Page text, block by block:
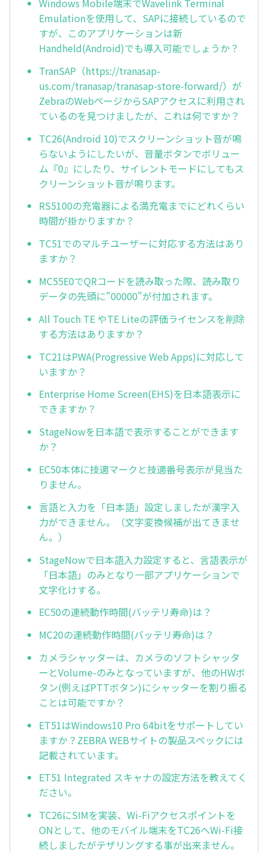
Windows Mobile端末でWavelink Terminal
Emulationを使用して、SAPに接続しているので
すが、このアプリケーションは新
Handheld(Android)でも導入可能でしょうか？
TranSAP（https://tranasap-
us.com/tranasap/tranasap-store-forward/）が
ZebraのWebページからSAPアクセスに利用され
ているのを見つけましたが、これは何ですか？
TC26(Android 10)でスクリーンショット音が鳴
らないようにしたいが、音量ボタンでボリュー
ム『0』にしたり、サイレントモードにしてもス
クリーンショット音が鳴ります。
RS5100の充電器による満充電までにどれくらい
時間が掛かりますか？
TC51でのマルチユーザーに対応する方法はあり
ますか？
MC55E0でQRコードを読み取った際、読み取り
データの先頭に"00000"が付加されます。
All Touch TE やTE Liteの評価ライセンスを削除
する方法はありますか？
TC21はPWA(Progressive Web Apps)に対応して
いますか？
Enterprise Home Screen(EHS)を日本語表示に
できますか？
StageNowを日本語で表示することができます
か？
EC50本体に技適マークと技適番号表示が見当た
りません。
言語と入力を「日本語」設定しましたが漢字入
力ができません。（文字変換候補が出てきませ
ん。）
StageNowで日本語入力設定すると、言語表示が
「日本語」のみとなり一部アプリケーションで
文字化けする。
EC50の連続動作時間(バッテリ寿命)は？
MC20の連続動作時間(バッテリ寿命)は？
カメラシャッターは、カメラのソフトシャッタ
ーとVolume-のみとなっていますが、他のHWボ
タン(例えばPTTボタン)にシャッターを割り振る
ことは可能ですか？
ET51はWindows10 Pro 64bitをサポートしてい
ますか？ZEBRA WEBサイトの製品スペックには
記載されています。
ET51 Integrated スキャナの設定方法を教えてく
ださい。
TC26にSIMを実装、Wi-Fiアクセスポイントを
ONとして、他のモバイル端末をTC26へWi-Fi接
続しましたがテザリングする事が出来ません。